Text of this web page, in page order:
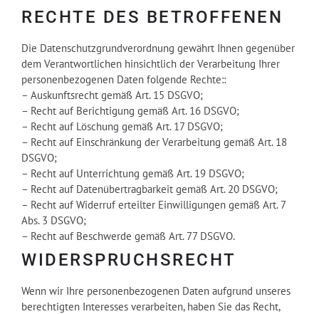
RECHTE DES BETROFFENEN
Die Datenschutzgrundverordnung gewährt Ihnen gegenüber
dem Verantwortlichen hinsichtlich der Verarbeitung Ihrer
personenbezogenen Daten folgende Rechte::
– Auskunftsrecht gemäß Art. 15 DSGVO;
– Recht auf Berichtigung gemäß Art. 16 DSGVO;
– Recht auf Löschung gemäß Art. 17 DSGVO;
– Recht auf Einschränkung der Verarbeitung gemäß Art. 18
DSGVO;
– Recht auf Unterrichtung gemäß Art. 19 DSGVO;
– Recht auf Datenübertragbarkeit gemäß Art. 20 DSGVO;
– Recht auf Widerruf erteilter Einwilligungen gemäß Art. 7
Abs. 3 DSGVO;
– Recht auf Beschwerde gemäß Art. 77 DSGVO.
WIDERSPRUCHSRECHT
Wenn wir Ihre personenbezogenen Daten aufgrund unseres
berechtigten Interesses verarbeiten, haben Sie das Recht,